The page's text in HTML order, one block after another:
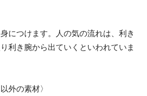
につけます。人の気の流れは、利き
利き腕から出ていくといわれていま
外の素材〉